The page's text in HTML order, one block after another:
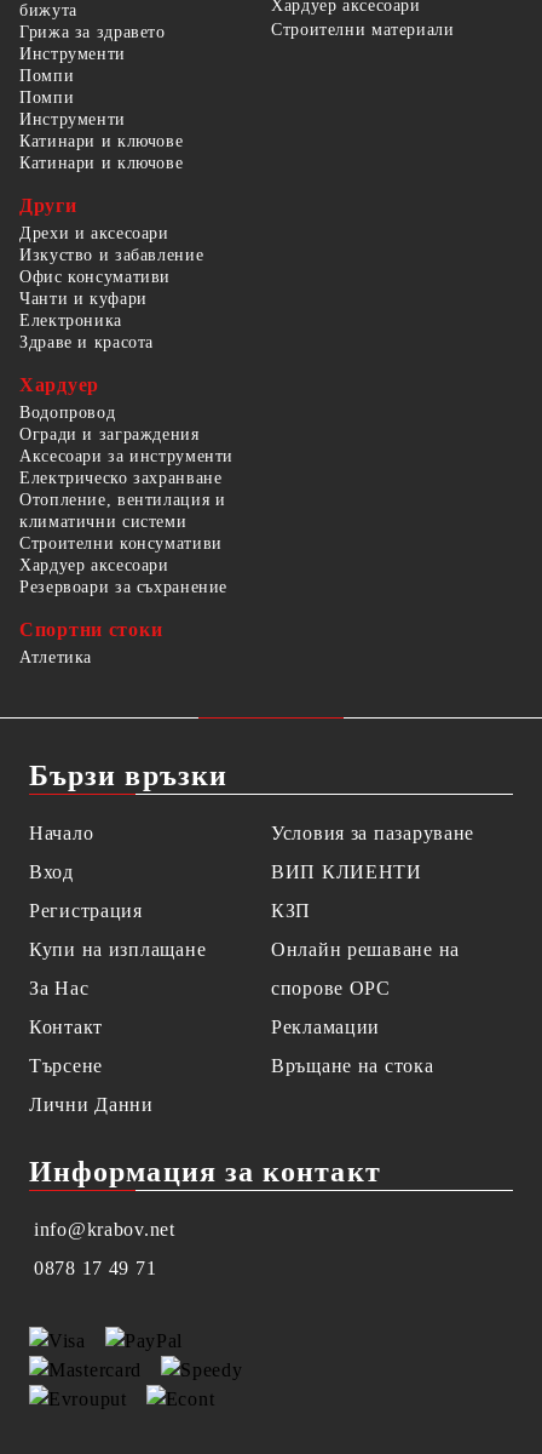
бижута
Грижа за здравето
Хардуер аксесоари
Строителни материали
Инструменти
Помпи
Помпи
Инструменти
Катинари и ключове
Катинари и ключове
Други
Дрехи и аксесоари
Изкуство и забавление
Офис консумативи
Чанти и куфари
Електроника
Здраве и красота
Хардуер
Водопровод
Огради и заграждения
Аксесоари за инструменти
Електрическо захранване
Отопление, вентилация и
климатични системи
Строителни консумативи
Хардуер аксесоари
Резервоари за съхранение
Спортни стоки
Атлетика
Бързи връзки
Начало
Вход
Регистрация
Купи на изплащане
За Нас
Контакт
Търсене
Лични Данни
Условия за пазаруване
ВИП КЛИЕНТИ
КЗП
Онлайн решаване на
спорове OPC
Рекламации
Връщане на стока
Информация за контакт
info@krabov.net
0878 17 49 71